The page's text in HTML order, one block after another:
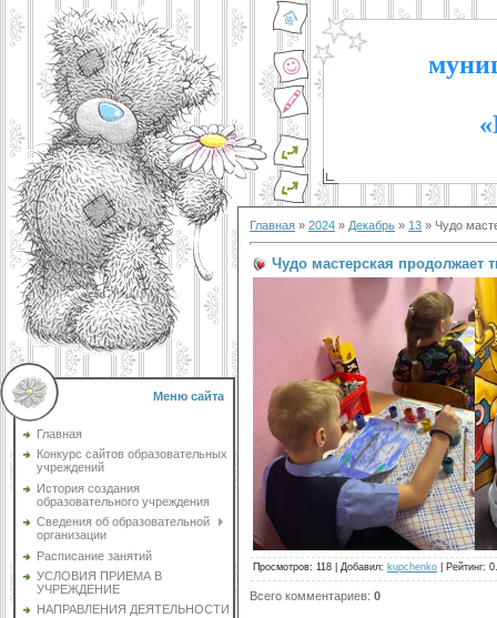
Меню сайта
Главная
Конкурс сайтов образовательных
учреждений
История создания
образовательного учреждения
Сведения об образовательной
организации
Расписание занятий
УСЛОВИЯ ПРИЕМА В
УЧРЕЖДЕНИЕ
НАПРАВЛЕНИЯ ДЕЯТЕЛЬНОСТИ
Главная » 2024 » Декабрь » 13 » Чудо
Чудо мастерская продолжает
Просмотров: 118 Добавил: kupchenko Рейтинг:
Всего комментариев: 0